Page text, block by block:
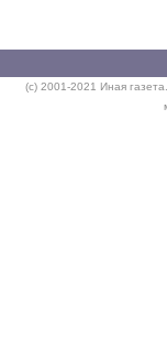
(c) 2001-2021 Иная